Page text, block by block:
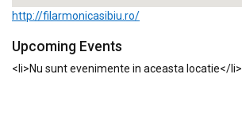
http://filarmonicasibiu.ro/
Upcoming Events
<li>Nu sunt evenimente in aceasta locatie</li>